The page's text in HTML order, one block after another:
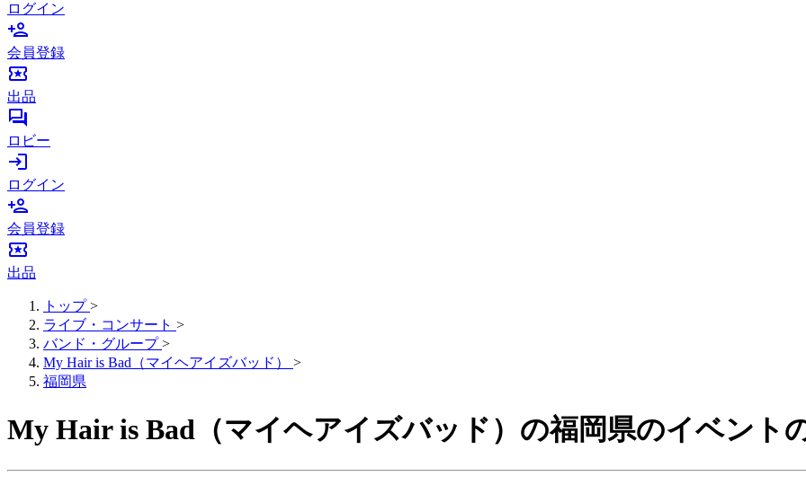
ログイン
person_add
会員登録
local_activity
出品
forum
ロビー
login
ログイン
person_add
会員登録
local_activity
出品
トップ >
ライブ・コンサート >
バンド・グループ >
My Hair is Bad（マイヘアイズバッド）
>
福岡県
My Hair is Bad（マイヘアイズバッド）の福岡県のイベント